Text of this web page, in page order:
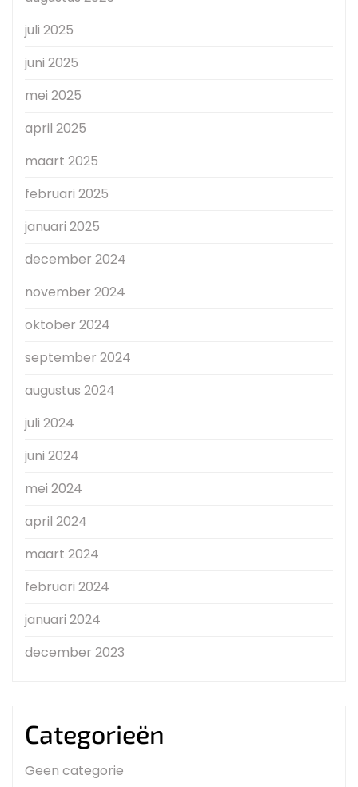
juli 2025
juni 2025
mei 2025
april 2025
maart 2025
februari 2025
januari 2025
december 2024
november 2024
oktober 2024
september 2024
augustus 2024
juli 2024
juni 2024
mei 2024
april 2024
maart 2024
februari 2024
januari 2024
december 2023
Categorieën
Geen categorie